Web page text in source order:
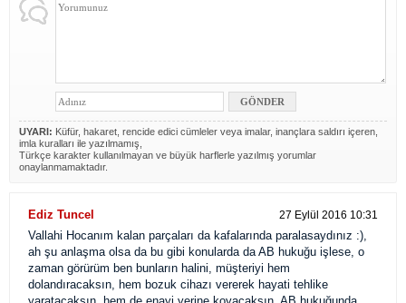
UYARI: Küfür, hakaret, rencide edici cümleler veya imalar, inançlara saldırı içeren,
imla kuralları ile yazılmamış,
Türkçe karakter kullanılmayan ve büyük harflerle yazılmış yorumlar
onaylanmamaktadır.
Ediz Tuncel 27 Eylül 2016 10:31
Vallahi Hocanım kalan parçaları da kafalarında paralasaydınız :),
ah şu anlaşma olsa da bu gibi konularda da AB hukuğu işlese, o
zaman görürüm ben bunların halini, müşteriyi hem
dolandıracaksın, hem bozuk cihazı vererek hayati tehlike
yaratacaksın, hem de enayi yerine koyacaksın, AB hukuğunda